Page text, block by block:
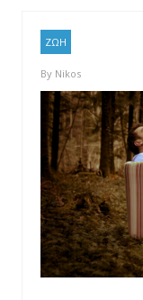
ΖΩΗ
By Nikos